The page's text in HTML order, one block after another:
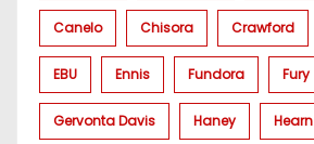
Canelo Chisora Crawford
EBU Ennis Fundora Fury
Gervonta Davis Haney Hearn